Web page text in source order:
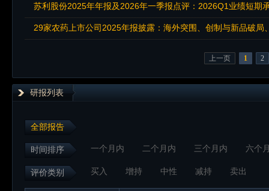
苏利股份2025年年报及2026年一季报点评：2026Q1业绩短期
29家农药上市公司2025年报披露：海外突围、创制与新品破局
上一页 1 2
研报列表
全部报告
时间排序 一个月内 二个月内 三个月内 六个
评价类别 买入 增持 中性 减持 卖出